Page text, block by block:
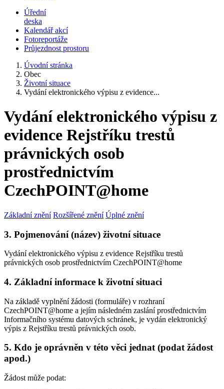
Úřední
deska
Kalendář akcí
Fotoreportáže
Průjezdnost prostoru
Úvodní stránka
Obec
Životní situace
Vydání elektronického výpisu z evidence...
Vydání elektronického výpisu z
evidence Rejstříku trestů
právnických osob
prostřednictvím
CzechPOINT@home
Základní znění Rozšířené znění Úplné znění
3. Pojmenování (název) životní situace
Vydání elektronického výpisu z evidence Rejstříku trestů
právnických osob prostřednictvím CzechPOINT@home
4. Základní informace k životní situaci
Na základě vyplnění žádosti (formuláře) v rozhraní
CzechPOINT@home a jejím následném zaslání prostřednictvím
Informačního systému datových schránek, je vydán elektronický
výpis z Rejstříku trestů právnických osob.
5. Kdo je oprávněn v této věci jednat (podat žádost
apod.)
Žádost může podat: